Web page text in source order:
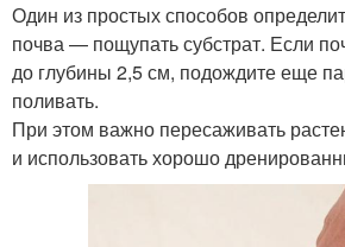
Один из простых способов
почва — пощупать субстрат. Если
до глубины 2,5 см, подождите еще
поливать.
При этом важно пересаживать
и использовать хорошо